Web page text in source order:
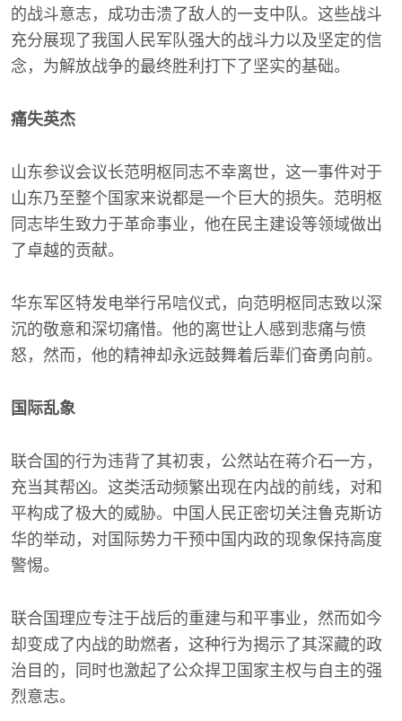
的战斗意志，成功击溃了敌人的一支中队。这些战斗
充分展现了我国人民军队强大的战斗力以及坚定的信
念，为解放战争的最终胜利打下了坚实的基础。
痛失英杰
山东参议会议长范明枢同志不幸离世，这一事件对于
山东乃至整个国家来说都是一个巨大的损失。范明枢
同志毕生致力于革命事业，他在民主建设等领域做出
了卓越的贡献。
华东军区特发电举行吊唁仪式，向范明枢同志致以深
沉的敬意和深切痛惜。他的离世让人感到悲痛与愤
怒，然而，他的精神却永远鼓舞着后辈们奋勇向前。
国际乱象
联合国的行为违背了其初衷，公然站在蒋介石一方，
充当其帮凶。这类活动频繁出现在内战的前线，对和
平构成了极大的威胁。中国人民正密切关注鲁克斯访
华的举动，对国际势力干预中国内政的现象保持高度
警惕。
联合国理应专注于战后的重建与和平事业，然而如今
却变成了内战的助燃者，这种行为揭示了其深藏的政
治目的，同时也激起了公众捍卫国家主权与自主的强
烈意志。